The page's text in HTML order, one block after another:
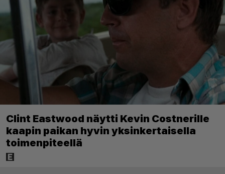
Clint Eastwood näytti Kevin Costnerille
kaapin paikan hyvin yksinkertaisella
toimenpiteellä